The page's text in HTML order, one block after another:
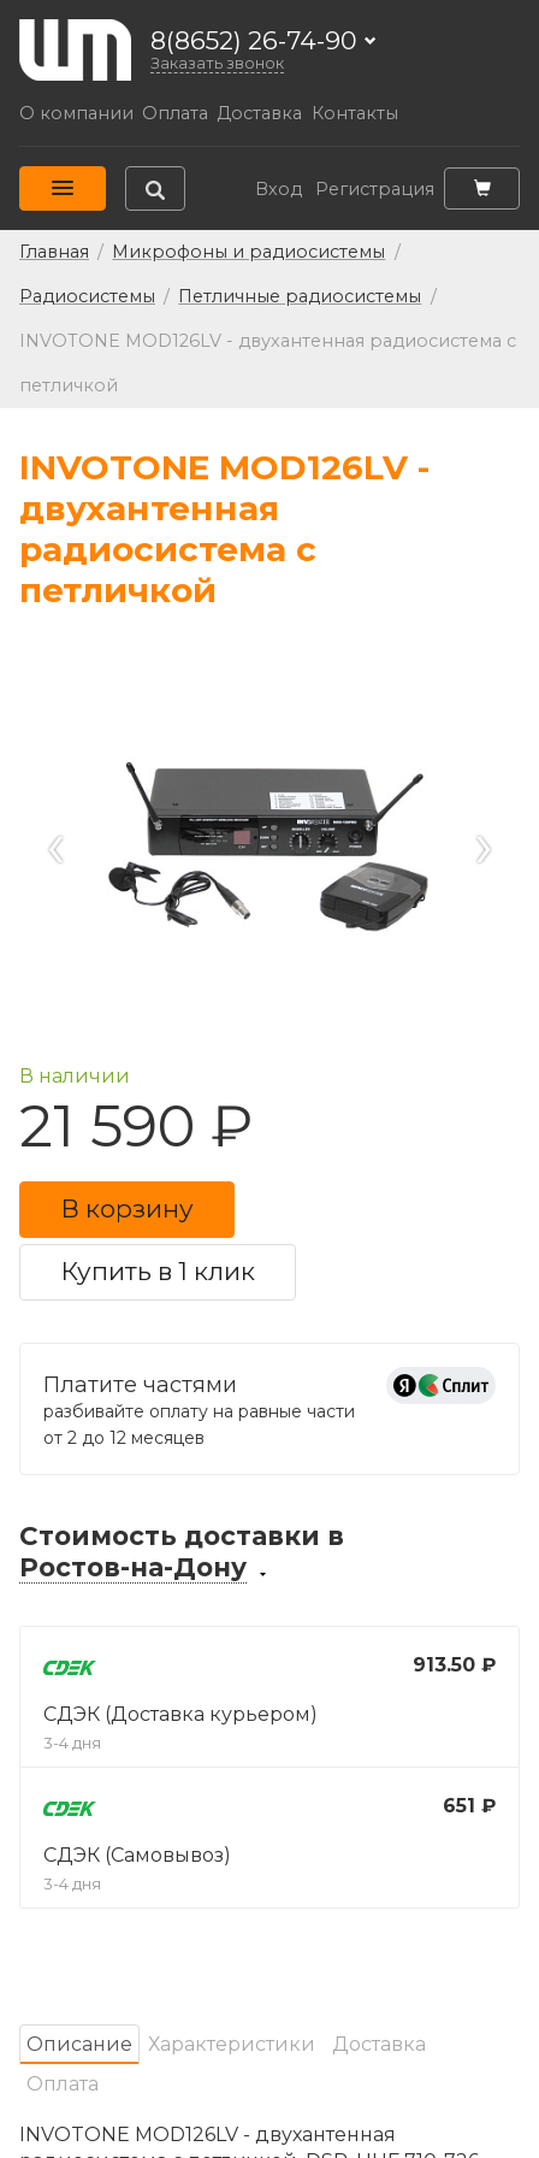
8(8652) 26-74-90
Заказать звонок
О компании Оплата Доставка Контакты
Вход Регистрация
Главная / Микрофоны и радиосистемы /
Радиосистемы / Петличные радиосистемы /
INVOTONE MOD126LV - двухантенная радиосистема с
петличкой
INVOTONE MOD126LV -
двухантенная
радиосистема с
петличкой
‹ ›
В наличии
21 590 ₽
В корзину
Купить в 1 клик
Платите частями
разбивайте оплату на равные части
от 2 до 12 месяцев
Стоимость доставки в
Ростов-на-Дону
913.50 ₽
СДЭК (Доставка курьером)
3-4 дня
651 ₽
СДЭК (Самовывоз)
3-4 дня
Oписание Характеристики
Доставка
Оплата
INVOTONE MOD126LV - двухантенная